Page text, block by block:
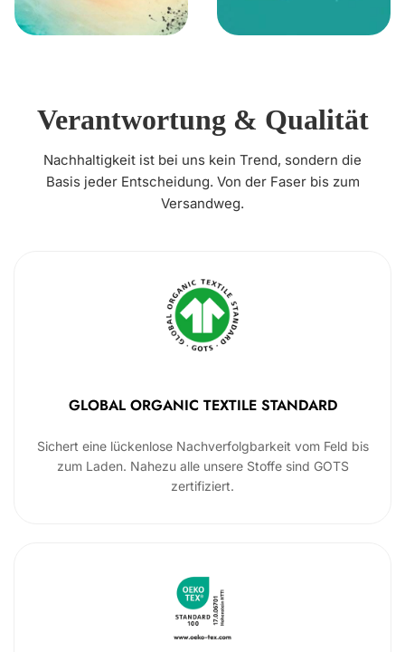
Verantwortung & Qualität
Nachhaltigkeit ist bei uns kein Trend, sondern die
Basis jeder Entscheidung. Von der Faser bis zum
Versandweg.
GLOBAL ORGANIC TEXTILE STANDARD
Sichert eine lückenlose Nachverfolgbarkeit vom Feld bis
zum Laden. Nahezu alle unsere Stoffe sind GOTS
zertifiziert.